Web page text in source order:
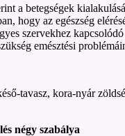
a betegségek
hogy az egészség
szervekhez
emésztési
tavasz, kora-nyár
négy szabálya